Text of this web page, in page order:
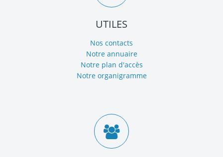
UTILES
Nos contacts
Notre annuaire
Notre plan d'accès
Notre organigramme